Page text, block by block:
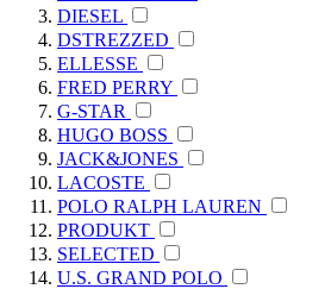
DIESEL
DSTREZZED
ELLESSE
FRED PERRY
G-STAR
HUGO BOSS
JACK&JONES
LACOSTE
POLO RALPH LAUREN
PRODUKT
SELECTED
U.S. GRAND POLO